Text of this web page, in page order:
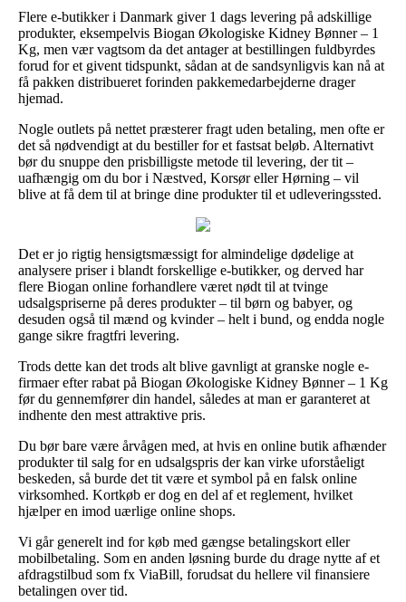
Flere e-butikker i Danmark giver 1 dags levering på adskillige
produkter, eksempelvis Biogan Økologiske Kidney Bønner – 1
Kg, men vær vagtsom da det antager at bestillingen fuldbyrdes
forud for et givent tidspunkt, sådan at de sandsynligvis kan nå at
få pakken distribueret forinden pakkemedarbejderne drager
hjemad.
Nogle outlets på nettet præsterer fragt uden betaling, men ofte er
det så nødvendigt at du bestiller for et fastsat beløb. Alternativt
bør du snuppe den prisbilligste metode til levering, der tit –
uafhængig om du bor i Næstved, Korsør eller Hørning – vil
blive at få dem til at bringe dine produkter til et udleveringssted.
Det er jo rigtig hensigtsmæssigt for almindelige dødelige at
analysere priser i blandt forskellige e-butikker, og derved har
flere Biogan online forhandlere været nødt til at tvinge
udsalgspriserne på deres produkter – til børn og babyer, og
desuden også til mænd og kvinder – helt i bund, og endda nogle
gange sikre fragtfri levering.
Trods dette kan det trods alt blive gavnligt at granske nogle e-
firmaer efter rabat på Biogan Økologiske Kidney Bønner – 1 Kg
før du gennemfører din handel, således at man er garanteret at
indhente den mest attraktive pris.
Du bør bare være årvågen med, at hvis en online butik afhænder
produkter til salg for en udsalgspris der kan virke uforståeligt
beskeden, så burde det tit være et symbol på en falsk online
virksomhed. Kortkøb er dog en del af et reglement, hvilket
hjælper en imod uærlige online shops.
Vi går generelt ind for køb med gængse betalingskort eller
mobilbetaling. Som en anden løsning burde du drage nytte af et
afdragstilbud som fx ViaBill, forudsat du hellere vil finansiere
betalingen over tid.